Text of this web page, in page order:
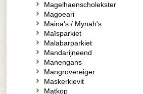
Magelhaenscholekster
Magoeari
Maina's / Mynah's
Maïsparkiet
Malabarparkiet
Mandarijneend
Manengans
Mangrovereiger
Maskerkievit
Matkop